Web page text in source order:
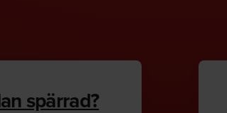
spärrad?